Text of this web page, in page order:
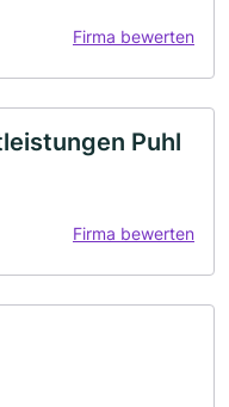
Firma bewerten
Puhl
Firma bewerten